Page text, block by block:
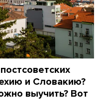
и Словакию?
выучить? Вот